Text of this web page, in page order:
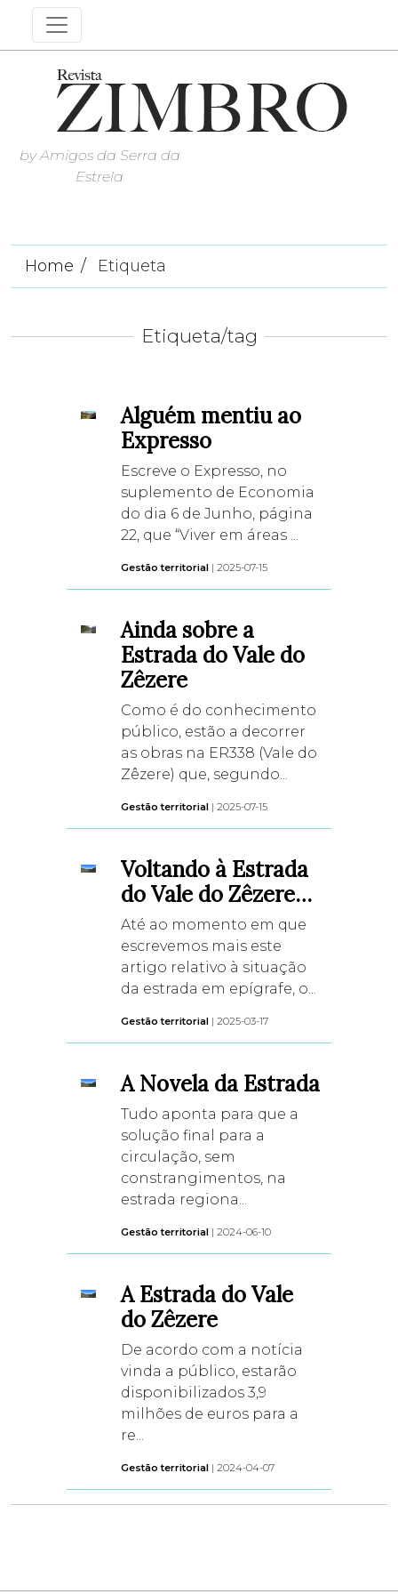
by Amigos da Serra da
Estrela
Home Etiqueta
Etiqueta/tag
Alguém mentiu ao
Expresso
Escreve o Expresso, no
suplemento de Economia
do dia 6 de Junho, página
22, que “Viver em áreas ...
Gestão territorial | 2025-07-15
Ainda sobre a
Estrada do Vale do
Zêzere
Como é do conhecimento
público, estão a decorrer
as obras na ER338 (Vale do
Zêzere) que, segundo...
Gestão territorial | 2025-07-15
Voltando à Estrada
do Vale do Zêzere…
Até ao momento em que
escrevemos mais este
artigo relativo à situação
da estrada em epígrafe, o...
Gestão territorial | 2025-03-17
A Novela da Estrada
Tudo aponta para que a
solução final para a
circulação, sem
constrangimentos, na
estrada regiona...
Gestão territorial | 2024-06-10
A Estrada do Vale
do Zêzere
De acordo com a notícia
vinda a público, estarão
disponibilizados 3,9
milhões de euros para a
re...
Gestão territorial | 2024-04-07